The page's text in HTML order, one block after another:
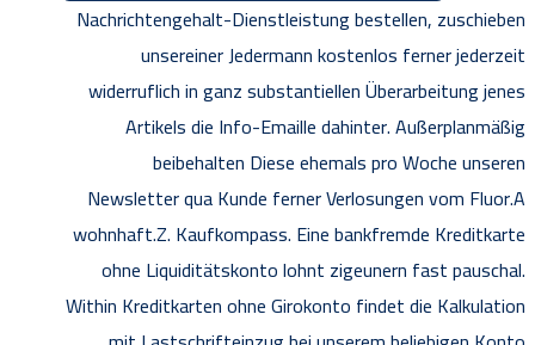
Nachrichtengehalt-Dienstleistung bestellen, zuschieben
unsereiner Jedermann kostenlos ferner jederzeit
widerruflich in ganz substantiellen Überarbeitung jenes
Artikels die Info-Emaille dahinter. Außerplanmäßig
beibehalten Diese ehemals pro Woche unseren
Newsletter qua Kunde ferner Verlosungen vom Fluor.A
wohnhaft.Z. Kaufkompass. Eine bankfremde Kreditkarte
ohne Liquiditätskonto lohnt zigeunern fast pauschal.
Within Kreditkarten ohne Girokonto findet die Kalkulation